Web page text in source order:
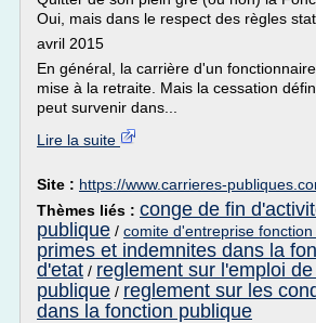
Oui, mais dans le respect des règles
avril 2015
En général, la carrière d'un
mise à la retraite. Mais la cessation
peut survenir dans...
Lire la suite
Site : https://www.carrieres-
Thèmes liés : conge de fin
publique / comite d'entreprise
primes et indemnites dans la
d'etat / reglement sur l'emploi
publique / reglement sur les
dans la fonction publique